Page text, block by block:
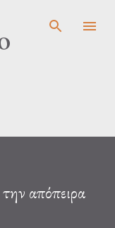
απόπειρα